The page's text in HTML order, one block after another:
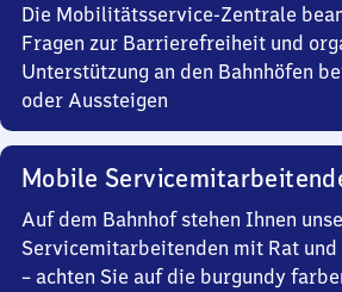
Die Mobilitätsservice-Zentrale
Fragen zur Barrierefreiheit und
Unterstützung an den Bahnhöfen
oder Aussteigen
Mobile
Auf dem Bahnhof stehen Ihnen
Servicemitarbeitenden mit Rat und
– achten Sie auf die burgundy